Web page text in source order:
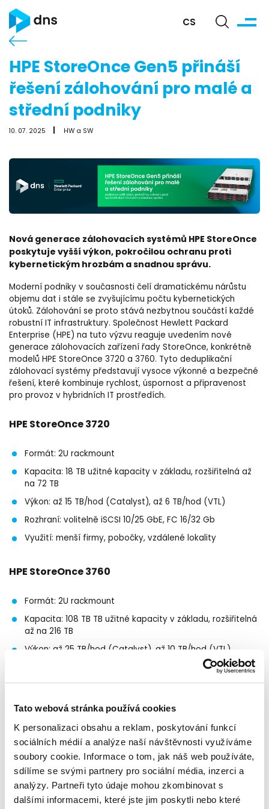
Tato webová stránka používá cookies
K personalizaci obsahu a reklam, poskytování funkcí
sociálních médií a analýze naší návštěvnosti využíváme
soubory cookie. Informace o tom, jak náš web používáte,
sdílíme se svými partnery pro sociální média, inzerci a
analýzy. Partneři tyto údaje mohou zkombinovat s
dalšími informacemi, které jste jim poskytli nebo které
CS
HPE StoreOnce Gen5 přináší
řešení zálohování pro malé a
střední podniky
10. 07. 2025 HW a SW
Nová generace zálohovacích systémů HPE StoreOnce
poskytuje vyšší výkon, pokročilou ochranu proti
kybernetickým hrozbám a snadnou správu.
Moderní podniky v současnosti čelí dramatickému nárůstu
objemu dat i stále se zvyšujícímu počtu kybernetických
útoků. Zálohování se proto stává nezbytnou součástí každé
robustní IT infrastruktury. Společnost Hewlett Packard
Enterprise (HPE) na tuto výzvu reaguje uvedením nové
generace zálohovacích zařízení řady StoreOnce, konkrétně
modelů HPE StoreOnce 3720 a 3760. Tyto deduplikační
zálohovací systémy představují vysoce výkonné a bezpečné
řešení, které kombinuje rychlost, úspornost a připravenost
pro provoz v hybridních IT prostředích.
HPE StoreOnce 3720
Formát: 2U rackmount
Kapacita: 18 TB užitné kapacity v základu, rozšiřitelná až
na 72 TB
Výkon: až 15 TB/hod (Catalyst), až 6 TB/hod (VTL)
Rozhraní: volitelně iSCSI 10/25 GbE, FC 16/32 Gb
Využití: menší firmy, pobočky, vzdálené lokality
HPE StoreOnce 3760
Formát: 2U rackmount
Kapacita: 108 TB TB užitné kapacity v základu, rozšiřitelná
až na 216 TB
Výkon: až 25 TB/hod (Catalyst), až 10 TB/hod (VTL)
Rozhraní: volitelně iSCSI 10/25 GbE, FC 16/32 Gb
Využití: středně velké podniky, datová centra
Nejdůležitější vlastnosti:
Deduplikace dat a StoreOnce Catalyst
HPE StoreOnce využívá vlastní deduplikační technologii s
pokročilým algoritmem, která dosahuje kompresního poměru
až 20:1. Díky StoreOnce Catalyst protokolu může uživatel
deduplikovat data už na zdroji, čímž výrazně šetří šířku